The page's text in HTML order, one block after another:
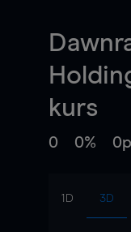
kurs
0 0%
1D 3D